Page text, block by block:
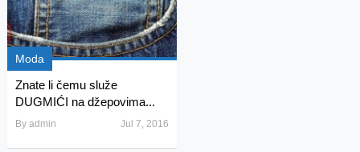
Moda
Znate li čemu služe
DUGMIĆI na džepovima...
By admin Jul 7, 2016